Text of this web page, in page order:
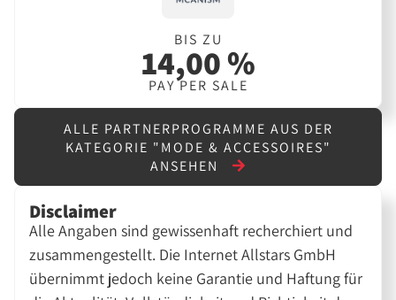
BIS ZU
14,00 %
PAY PER SALE
ALLE PARTNERPROGRAMME AUS DER
KATEGORIE "MODE & ACCESSOIRES"
ANSEHEN
Disclaimer
Alle Angaben sind gewissenhaft recherchiert und
zusammengestellt. Die Internet Allstars GmbH
übernimmt jedoch keine Garantie und Haftung für